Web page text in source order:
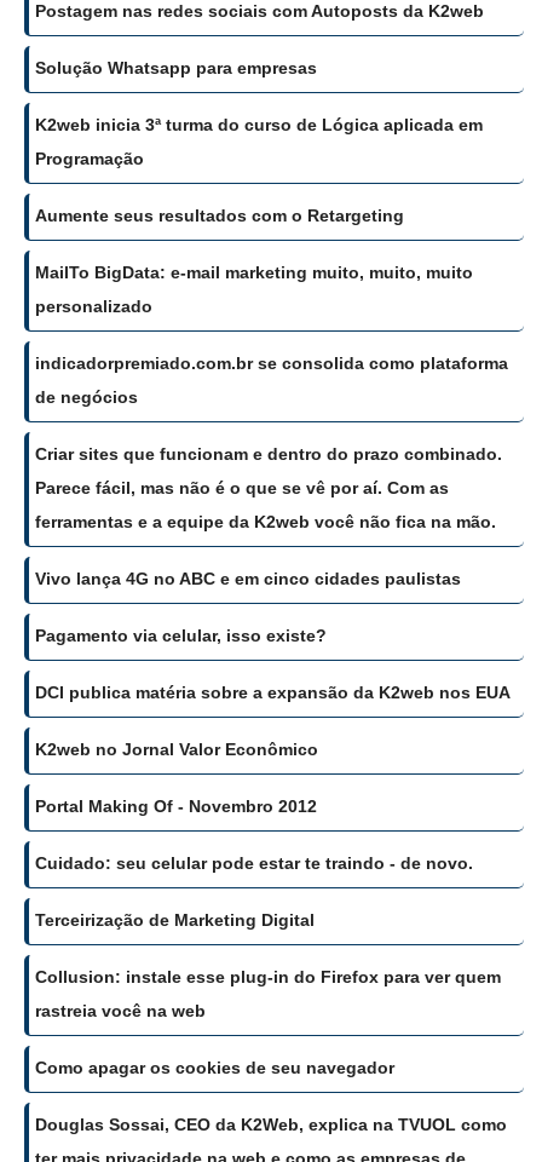
Postagem nas redes sociais com Autoposts da K2web
Solução Whatsapp para empresas
K2web inicia 3ª turma do curso de Lógica aplicada em
Programação
Aumente seus resultados com o Retargeting
MailTo BigData: e-mail marketing muito, muito, muito
personalizado
indicadorpremiado.com.br se consolida como plataforma
de negócios
Criar sites que funcionam e dentro do prazo combinado.
Parece fácil, mas não é o que se vê por aí. Com as
ferramentas e a equipe da K2web você não fica na mão.
Vivo lança 4G no ABC e em cinco cidades paulistas
Pagamento via celular, isso existe?
DCI publica matéria sobre a expansão da K2web nos EUA
K2web no Jornal Valor Econômico
Portal Making Of - Novembro 2012
Cuidado: seu celular pode estar te traindo - de novo.
Terceirização de Marketing Digital
Collusion: instale esse plug-in do Firefox para ver quem
rastreia você na web
Como apagar os cookies de seu navegador
Douglas Sossai, CEO da K2Web, explica na TVUOL como